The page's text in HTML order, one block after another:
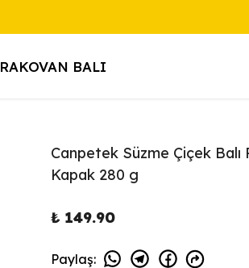
BALI
Canpetek Süzme Çiçek Balı
Kapak 280 g
₺ 149.90
Paylaş: